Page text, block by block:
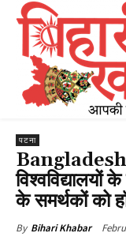
पटना
Bangladesh
के समर्थकों को
By Bihari Khabar